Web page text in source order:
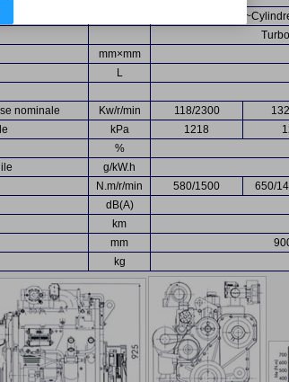
mm×mm
L
nominale
Kw/r/min 118/2300
kPa 1218
%
g/kW.h
N.m/r/min 580/1500 650/
dB(A)
km
mm
kg